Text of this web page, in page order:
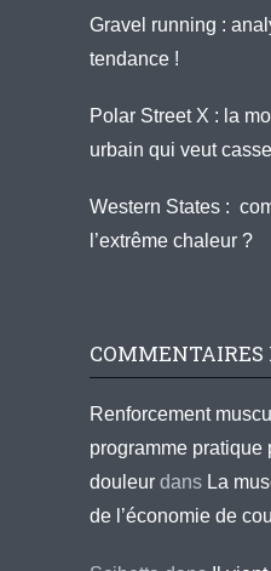
Gravel running :
tendance !
Polar Street X : la
urbain qui veut
Western States :
l’extrême chaleur ?
COMMENTAIRES
Renforcement
programme pratique
douleur dans La
de l’économie de